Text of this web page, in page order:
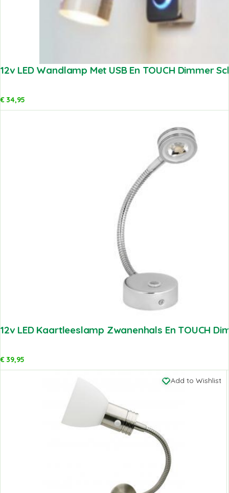
12v LED Wandlamp Met USB En TOUCH Dimmer
€34,95
12v LED Kaartleeslamp Zwanenhals En TOUCH
€39,95
Add to Wishlist